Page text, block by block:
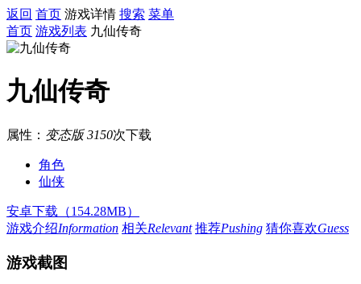
返回 首页 游戏详情 搜索 菜单
首页 游戏列表 九仙传奇
九仙传奇
属性： 变态版 3150次下载
角色
仙侠
安卓下载（154.28MB）
游戏介绍Information 相关Relevant 推荐Pushing 猜你喜欢Guess
游戏截图